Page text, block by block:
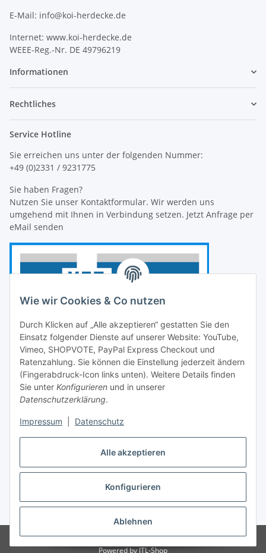
Alle akzeptieren
Konfigurieren
Ablehnen
Wie wir Cookies & Co nutzen
Durch Klicken auf „Alle akzeptieren“ gestatten Sie den
Einsatz folgender Dienste auf unserer Website: YouTube,
Vimeo, SHOPVOTE, PayPal Express Checkout und
Ratenzahlung. Sie können die Einstellung jederzeit ändern
(Fingerabdruck-Icon links unten). Weitere Details finden
Sie unter Konfigurieren und in unserer
Datenschutzerklärung.
Impressum Datenschutz
E-Mail: info@koi-herdecke.de
Internet: www.koi-herdecke.de
WEEE-Reg.-Nr. DE 49796219
Informationen
Rechtliches
Service Hotline
Sie erreichen uns unter der folgenden Nummer:
+49 (0)2331 / 9231775
Sie haben Fragen?
Nutzen Sie unser Kontaktformular. Wir werden uns
umgehend mit Ihnen in Verbindung setzen. Jetzt Anfrage per
eMail senden
Vertrag widerrufen
* Alle Preise inkl. gesetzlicher USt., zzgl.Versand
© © 2020 Koi- und Bonsaipark Herdecke GmbH
Powered byJTL-Shop